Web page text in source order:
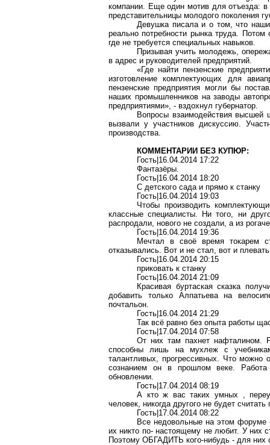
компании. Еще один мотив для отъезда: в
представительницы молодого поколения
Девушка писала и о том, что
реально потребности рынка труда.
где не требуется специальных навыков.
Призывая учить молодежь,
в адрес и руководителей предприятий.
«Где найти пензенские
изготовление комплектующих для
пензенские предприятия могли бы
наших промышленников на заводы
предприятиями», - вздохнул губернатор.
Вопросы взаимодействия
вызвали у участников дискуссию.
производства.
КОММЕНТАРИИ БЕЗ КУПЮР:
Гость|16.04.2014 17:22
Фантазёры.
Гость|16.04.2014 18:20
С детского сада и прямо к станку
Гость|16.04.2014 19:03
Чтобы производить
классные специалисты. Ни того, ни
распродали, нового не создали, а из
Гость|16.04.2014 19:36
Мечтал в своё время токарем
отказывались. Вот и не стал, вот и
Гость|16.04.2014 20:15
приковать к станку
Гость|16.04.2014 21:09
Красивая буртаскаясказка
добавить только Алпатьевана
почтальон.
Гость|16.04.2014 21:29
Так всё равно без опыта работы
Гость|17.04.2014 07:58
От них там пахнет нафталином.
способны лишь на мухлежс
талантливых, прогрессивных. Что можно
сознанием он в прошлом веке. Работа
обновлении.
Гость|17.04.2014 08:19
А кто ж вас таких умных ,
человек, никогда другого не будет
Гость|17.04.2014 08:22
Все недовольные на этом
их никто по- настоящему не любит. У них
Поэтому ОБГАДИТЬ кого-нибудь - для